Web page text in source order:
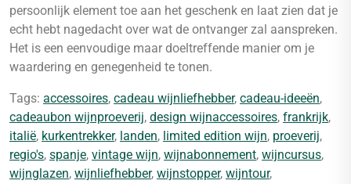
persoonlijk element toe aan het geschenk en laat zien dat je
echt hebt nagedacht over wat de ontvanger zal aanspreken.
Het is een eenvoudige maar doeltreffende manier om je
waardering en genegenheid te tonen.
Tags: accessoires, cadeau wijnliefhebber, cadeau-ideeën,
cadeaubon wijnproeverij, design wijnaccessoires, frankrijk,
italië, kurkentrekker, landen, limited edition wijn, proeverij,
regio's, spanje, vintage wijn, wijnabonnement, wijncursus,
wijnglazen, wijnliefhebber, wijnstopper, wijntour,